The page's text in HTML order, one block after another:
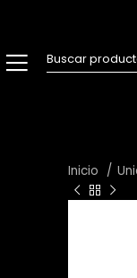
Inicio